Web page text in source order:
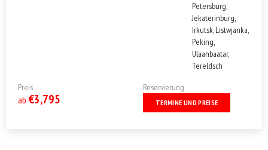
Petersburg,
Jekaterinburg,
Irkutsk, Listwjanka,
Peking,
Ulaanbaatar,
Tereldsch
Preis
ab €3,795
Reservierung
TERMINE UND PREISE